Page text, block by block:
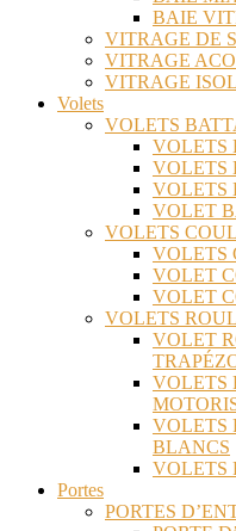
BAIE
VITRAGE DE
VITRAGE
VITRAGE
Volets
VOLETS
VOLETS
VOLETS
VOLETS
VOLET
VOLETS
VOLETS
VOLET
VOLET
VOLETS
VOLET
VOLETS
VOLETS
BLANCS
VOLETS
Portes
PORTES